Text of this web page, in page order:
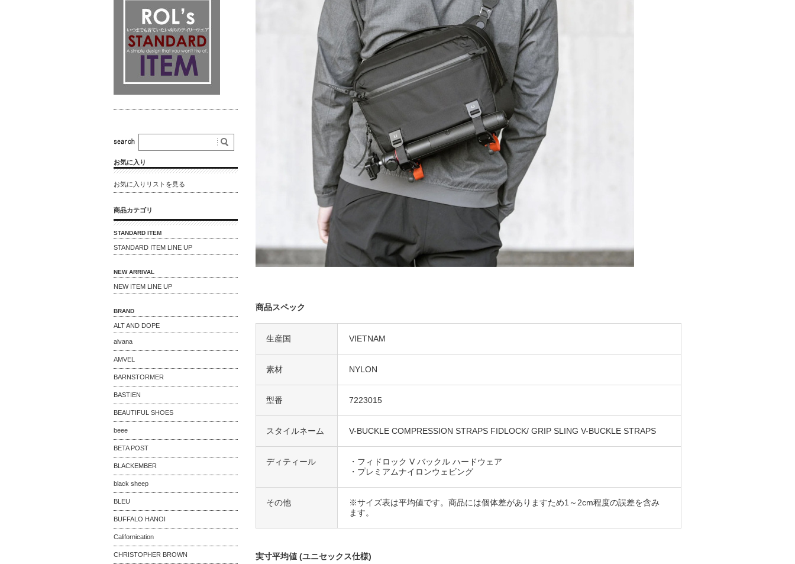
商品スペック
生産国 VIETNAM
素材 NYLON
型番 7223015
スタイルネーム V-BUCKLE COMPRESSION STRAPS FIDLOCK/ GRIP SLING V-BUCKLE STRAPS
ディティール
・フィドロック V バックル ハードウェア
・プレミアムナイロンウェビング
その他
※サイズ表は平均値です。商品には個体差がありますため1～2cm程度の誤差を含み
ます。
実寸平均値 (ユニセックス仕様)
お気に入り
お気に入りリストを見る
商品カテゴリ
STANDARD ITEM
STANDARD ITEM LINE UP
NEW ARRIVAL
NEW ITEM LINE UP
BRAND
ALT AND DOPE
alvana
AMVEL
BARNSTORMER
BASTIEN
BEAUTIFUL SHOES
beee
BETA POST
BLACKEMBER
black sheep
BLEU
BUFFALO HANOI
Californication
CHRISTOPHER BROWN